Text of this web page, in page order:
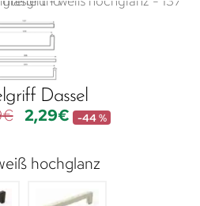
Dassel
€ 2,29€ -44 %
hochglanz